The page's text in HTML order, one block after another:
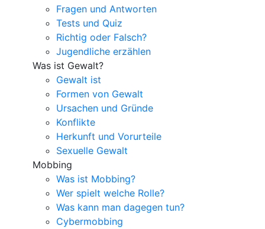
Fragen und Antworten
Tests und Quiz
Richtig oder Falsch?
Jugendliche erzählen
Was ist Gewalt?
Gewalt ist
Formen von Gewalt
Ursachen und Gründe
Konflikte
Herkunft und Vorurteile
Sexuelle Gewalt
Mobbing
Was ist Mobbing?
Wer spielt welche Rolle?
Was kann man dagegen tun?
Cybermobbing